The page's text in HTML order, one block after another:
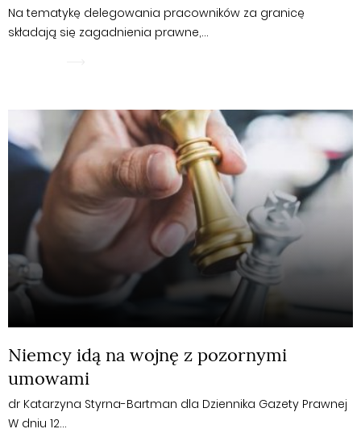
Na tematykę delegowania pracowników za granicę
składają się zagadnienia prawne,…
Niemcy idą na wojnę z pozornymi
umowami
dr Katarzyna Styrna-Bartman dla Dziennika Gazety Prawnej
W dniu 12…